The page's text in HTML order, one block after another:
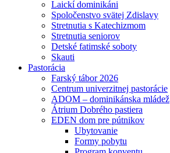
Laickí dominikáni
Spoločenstvo svätej Zdislavy
Stretnutia s Katechizmom
Stretnutia seniorov
Detské fatimské soboty
Skauti
Pastorácia
Farský tábor 2026
Centrum univerzitnej pastorácie
ADOM – dominikánska mládež
Átrium Dobrého pastiera
EDEN dom pre pútnikov
Ubytovanie
Formy pobytu